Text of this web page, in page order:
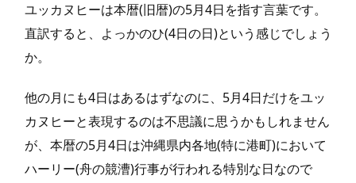
ユッカヌヒーは本暦(旧暦)の5月4日を指す言葉です。
直訳すると、よっかのひ(4日の日)という感じでしょう
か。
他の月にも4日はあるはずなのに、5月4日だけをユッ
カヌヒーと表現するのは不思議に思うかもしれません
が、本暦の5月4日は沖縄県内各地(特に港町)において
ハーリー(舟の競漕)行事が行われる特別な日なので